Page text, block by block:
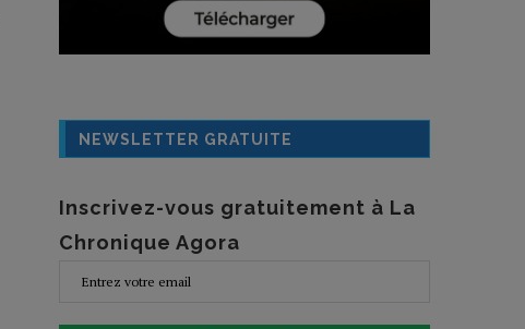
NEWSLETTER GRATUITE
Inscrivez-vous gratuitement à La
Chronique Agora